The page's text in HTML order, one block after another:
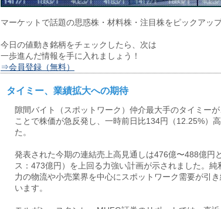
マーケットで話題の思惑株・材料株・注目株をピックアッ
今日の値動き銘柄をチェックしたら、次は
一歩進んだ情報を手に入れましょう！
⇒会員登録（無料）
タイミー、業績拡大への期待
隙間バイト（スポットワーク）仲介最大手のタイミー
ことで株価が急反発し、一時前日比134円（12.25%）
た。
発表された今期の連結売上高見通しは476億〜488億円
ス：473億円）を上回る力強い計画が示されました。
力の物流や小売業界を中心にスポットワーク需要が引
います。